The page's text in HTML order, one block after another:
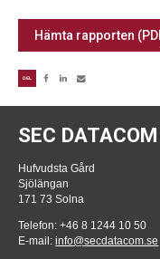
Hämta rapporten
DEL
SEC
Hufvudsta Gård
Sjölängan
171 73 Solna
Telefon: +46 8 1244 10 50
E-mail:info@secdatacom.se